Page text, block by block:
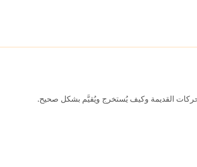
القديمة وكيف يُستخرج ويُقيَّم بشكل صحيح.